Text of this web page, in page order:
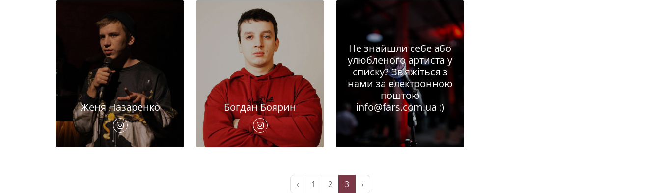
Женя Назаренко Богдан Боярин
Не знайшли себе або
улюбленого артиста у
списку? Зв'яжіться з
нами за електронною
поштою
info@fars.com.ua :)
‹ 1 2 3 ›